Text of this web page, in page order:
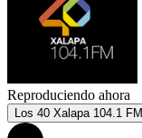
Reproduciendo ahora
Los 40 Xalapa 104.1 FM